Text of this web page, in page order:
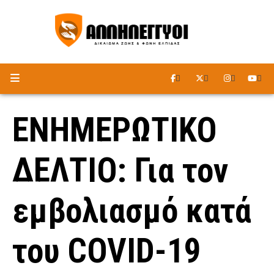
ΑΚΟΥΣΤΕ ΤΟ ΡΑΔΙΟΦΩΝΟ
ΕΝΗΜΕΡΩΤΙΚΟ
ΔΕΛΤΙΟ: Για τον
εμβολιασμό κατά
του COVID-19